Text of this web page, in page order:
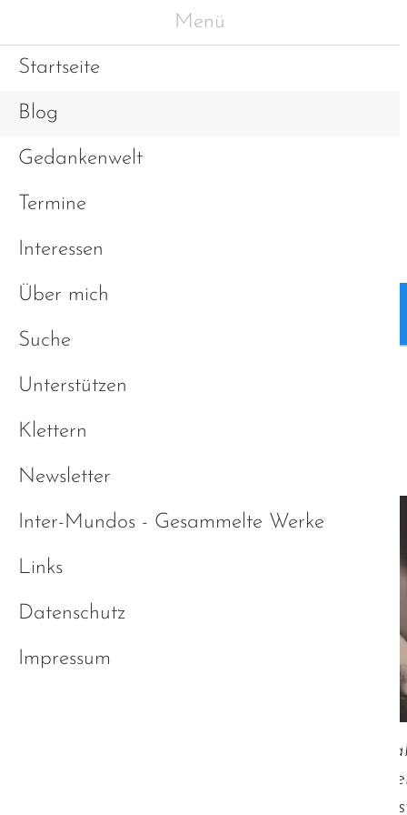
ABA ist Missbrauch
ABA - "Applied Behavior Analysis" -
klingt, so lange man sich nicht
Denkweise auseinandergesetzt hat,
Menü
Startseite
Blog
Gedankenwelt
Termine
Interessen
Über mich
Suche
Unterstützen
Klettern
Newsletter
Inter-Mundos - Gesammelte Werke
Links
Datenschutz
Impressum